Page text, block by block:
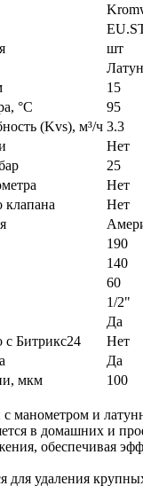
шт
15
°С
95
(Kvs), м³/ч 3.3
Нет
25
Нет
клапана
Нет
190
140
60
1/2"
Да
с Битрикс24
Нет
Да
мкм
100
манометром и
в домашних и
обеспечивая
для удаления